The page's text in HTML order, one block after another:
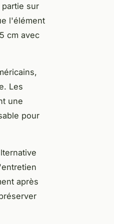
sur
l'élément
cm avec
Les
une
pour
après